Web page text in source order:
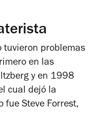
tuvieron problemas
en las
y en 1998
cual dejó la
fue Steve Forrest,